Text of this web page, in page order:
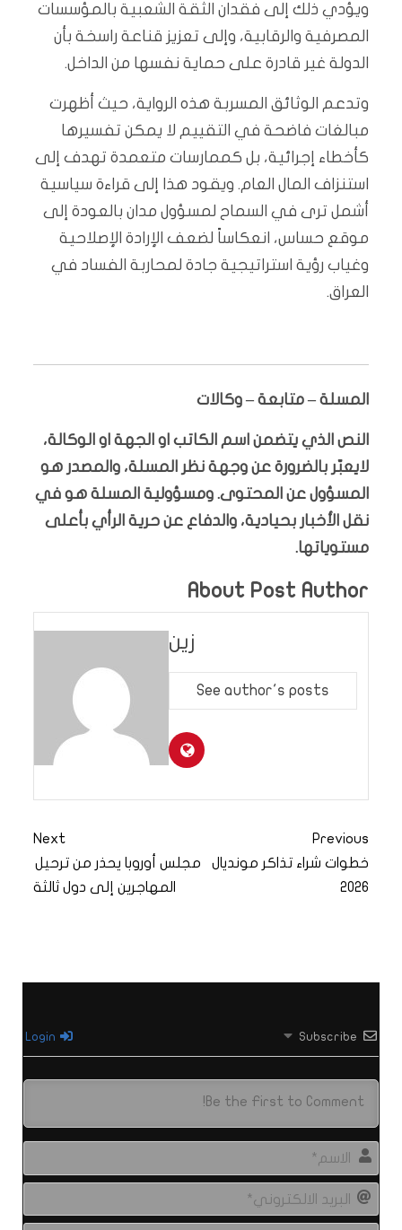
ويؤدي ذلك إلى فقدان الثقة الشعبية بالمؤسسات
المصرفية والرقابية، وإلى تعزيز قناعة راسخة بأن
الدولة غير قادرة على حماية نفسها من الداخل.
وتدعم الوثائق المسربة هذه الرواية، حيث أظهرت
مبالغات فاضحة في التقييم لا يمكن تفسيرها
كأخطاء إجرائية، بل كممارسات متعمدة تهدف إلى
استنزاف المال العام. ويقود هذا إلى قراءة سياسية
أشمل ترى في السماح لمسؤول مدان بالعودة إلى
موقع حساس، انعكاساً لضعف الإرادة الإصلاحية
وغياب رؤية استراتيجية جادة لمحاربة الفساد في
العراق.
المسلة – متابعة – وكالات
النص الذي يتضمن اسم الكاتب او الجهة او الوكالة،
لايعبّر بالضرورة عن وجهة نظر المسلة، والمصدر هو
المسؤول عن المحتوى. ومسؤولية المسلة هو في
نقل الأخبار بحيادية، والدفاع عن حرية الرأي بأعلى
مستوياتها.
About Post Author
زين
See author's posts
Previous
خطوات شراء تذاكر مونديال
2026
Next
مجلس أوروبا يحذر من ترحيل
المهاجرين إلى دول ثالثة
Subscribe